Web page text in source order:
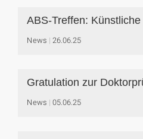
ABS-Treffen:
News 26.06.25
Gratulation zur
News 05.06.25